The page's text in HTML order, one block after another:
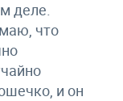
деле.
что
и он